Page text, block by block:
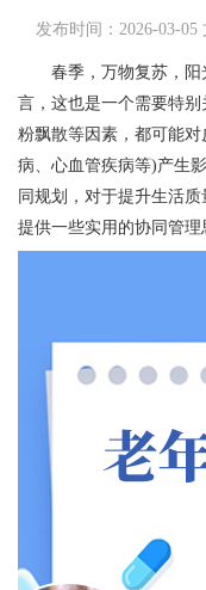
发布时间：2026-03-05
春季，万物复苏，阳
言，这也是一个需要特
粉飘散等因素，都可能
病、心血管疾病等)产生
同规划，对于提升生活
提供一些实用的协同管理